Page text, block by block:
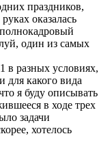
праздников,
оказалась
один из самых
в разных условиях,
для какого вида
я буду описывать
в ходе трех
задачи
хотелось